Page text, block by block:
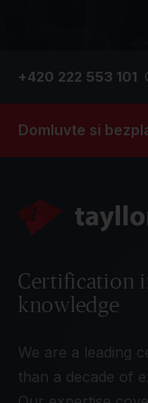
+420 222 553 101
Domluvte si
Certification
knowledge
We are a leading
than a decade of